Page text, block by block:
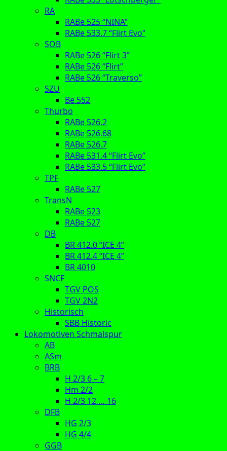
RA
RABe 525 “NINA”
RABe 533.7 “Flirt Evo”
SOB
RABe 526 “Flirt 3”
RABe 526 “Flirt”
RABe 526 “Traverso”
SZU
Be 552
Thurbo
RABe 526.2
RABe 526.68
RABe 526.7
RABe 531.4 “Flirt Evo”
RABe 533.5 “Flirt Evo”
TPF
RABe 527
TransN
RABe 523
RABe 527
DB
BR 412.0 “ICE 4”
BR 412.4 “ICE 4”
BR 4010
SNCF
TGV POS
TGV 2N2
Historisch
SBB Historic
Lokomotiven Schmalspur
AB
ASm
BRB
H 2/3 6 – 7
Hm 2/2
H 2/3 12 … 16
DFB
HG 2/3
HG 4/4
GGB